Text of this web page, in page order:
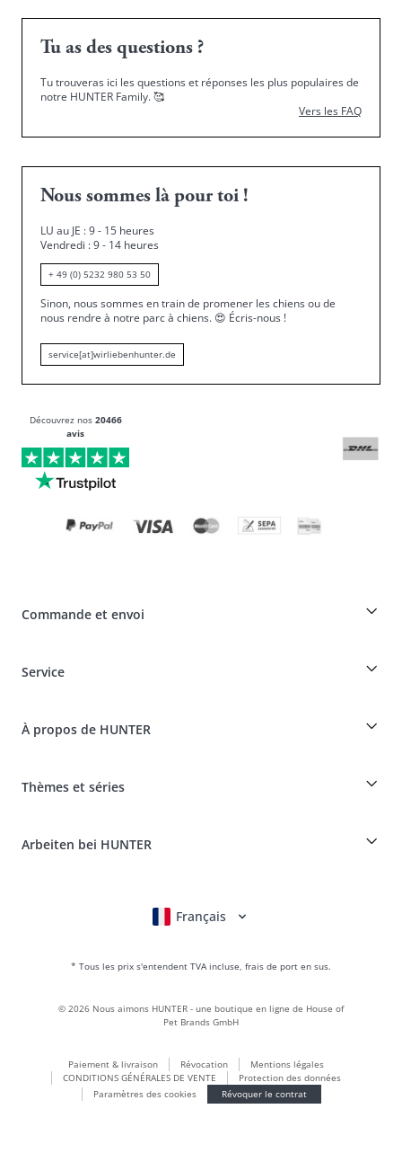
Tu as des questions ?
Tu trouveras ici les questions et réponses les plus populaires de
notre HUNTER Family.🥰
Vers les FAQ
Nous sommes là pour toi !
LU au JE : 9 - 15 heures
Vendredi : 9 - 14 heures
+ 49 (0) 5232 980 53 50
Sinon, nous sommes en train de promener les chiens ou de
nous rendre à notre parc à chiens. 😍 Écris-nous !
service[at]wirliebenhunter.de
Découvrez nos 20466
avis
Commande et envoi
Spéciaux pour les professionnels du chien
Informations sur la livraison
Réclamer et renvoyer des produits
Service
Tableau des races
Assurance maladie pour animaux
À propos de HUNTER
It*s a family Business
Le cuir est notre passion
Thèmes et séries
BVB Dortmund
Monde des cadeaux
Vêtements pour chiens
LOVE
Maldon
Arbeiten bei HUNTER
* Tous les prix s'entendent TVA incluse, frais de port en sus.
Deutsch
English
Italiano
Nederlands
Français
Paiement & livraison Révocation
Mentions légales
CONDITIONS GÉNÉRALES DE VENTE
Protection des données
Paramètres des cookies
Révoquer le contrat
© 2026 Nous aimons HUNTER - une boutique en ligne de House of
Pet Brands GmbH